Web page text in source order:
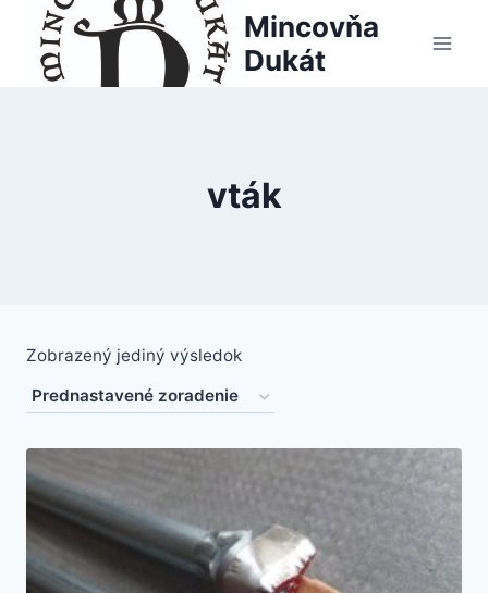
content
Mincovňa
Dukát
vták
Zobrazený jediný výsledok